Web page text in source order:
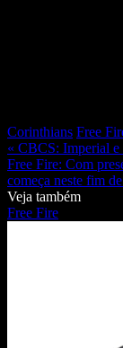
Corinthians Free
« CBCS: Imperial e
Free Fire: Com
começa neste fim
Veja também
Free Fire